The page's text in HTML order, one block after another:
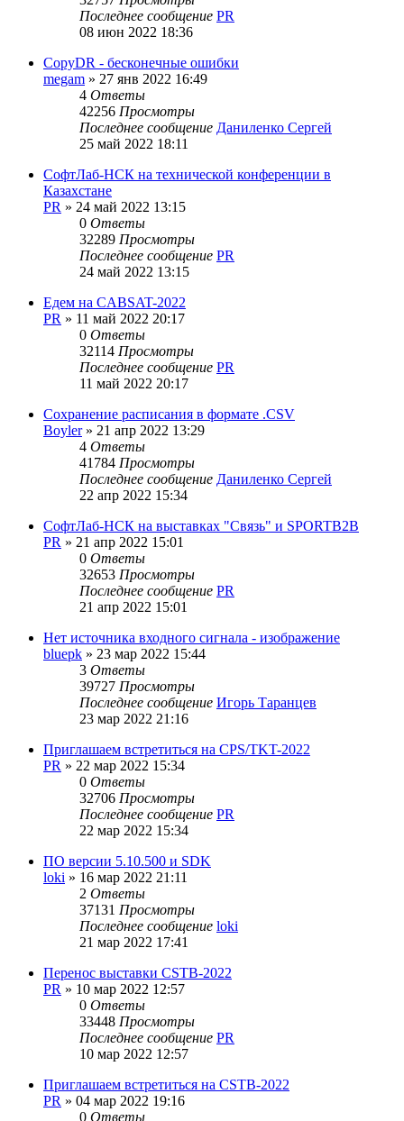
Последнее сообщение PR
08 июн 2022 18:36
CopyDR - бесконечные ошибки
megam » 27 янв 2022 16:49
4 Ответы
42256 Просмотры
Последнее сообщение Даниленко Сергей
25 май 2022 18:11
СофтЛаб-НСК на технической конференции в
Казахстане
PR » 24 май 2022 13:15
0 Ответы
32289 Просмотры
Последнее сообщение PR
24 май 2022 13:15
Едем на CABSAT-2022
PR » 11 май 2022 20:17
0 Ответы
32114 Просмотры
Последнее сообщение PR
11 май 2022 20:17
Сохранение расписания в формате .CSV
Boyler» 21 апр 2022 13:29
4 Ответы
41784 Просмотры
Последнее сообщение Даниленко Сергей
22 апр 2022 15:34
СофтЛаб-НСК на выставках "Связь" и SPORTB2B
PR » 21 апр 2022 15:01
0 Ответы
32653 Просмотры
Последнее сообщение PR
21 апр 2022 15:01
Нет источника входного сигнала - изображение
bluepk » 23 мар 2022 15:44
3 Ответы
39727 Просмотры
Последнее сообщение Игорь Таранцев
23 мар 2022 21:16
Приглашаем встретиться на CPS/TKT-2022
PR » 22 мар 2022 15:34
0 Ответы
32706 Просмотры
Последнее сообщение PR
22 мар 2022 15:34
ПО версии 5.10.500 и SDK
loki » 16 мар 2022 21:11
2 Ответы
37131 Просмотры
Последнее сообщение loki
21 мар 2022 17:41
Перенос выставки CSTB-2022
PR » 10 мар 2022 12:57
0 Ответы
33448 Просмотры
Последнее сообщение PR
10 мар 2022 12:57
Приглашаем встретиться на CSTB-2022
PR » 04 мар 2022 19:16
0 Ответы